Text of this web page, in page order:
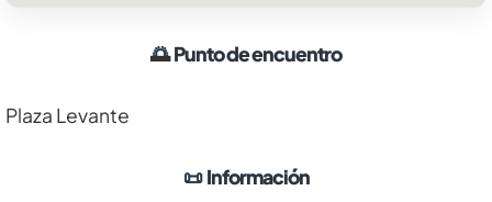
🌅Punto de encuentro
Plaza Levante
📜Información